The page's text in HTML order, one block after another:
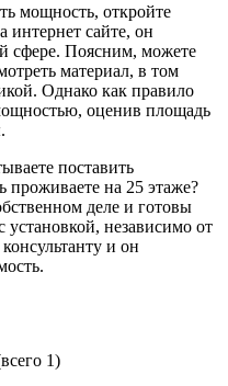
мощность, откройте
интернет сайте, он
сфере. Поясним, можете
материал, в том
Однако как правило
оценив площадь
поставить
на 25 этаже?
деле и готовы
установкой, независимо от
и он
1)